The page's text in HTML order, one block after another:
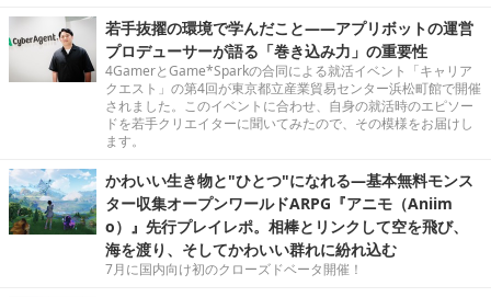
若手抜擢の環境で学んだこと――アプリボットの運営
プロデューサーが語る「巻き込み力」の重要性
4GamerとGame*Sparkの合同による就活イベント「キャリア
クエスト」の第4回が東京都立産業貿易センター浜松町館で開催
されました。このイベントに合わせ、自身の就活時のエピソー
ドを若手クリエイターに聞いてみたので、その模様をお届けし
ます。
かわいい生き物と"ひとつ"になれる―基本無料モンス
ター収集オープンワールドARPG『アニモ（Aniim
o）』先行プレイレポ。相棒とリンクして空を飛び、
海を渡り、そしてかわいい群れに紛れ込む
7月に国内向け初のクローズドベータ開催！